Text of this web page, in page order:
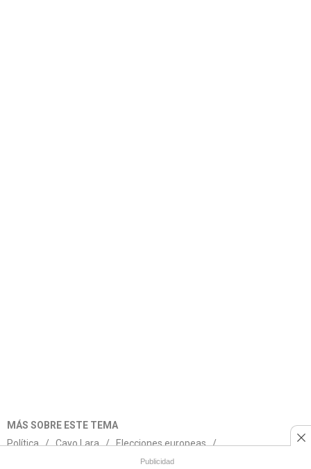
MÁS SOBRE ESTE TEMA
Política/Cayo Lara/ Elecciones europeas/
Pablo Iglesias Turrión
Publicidad